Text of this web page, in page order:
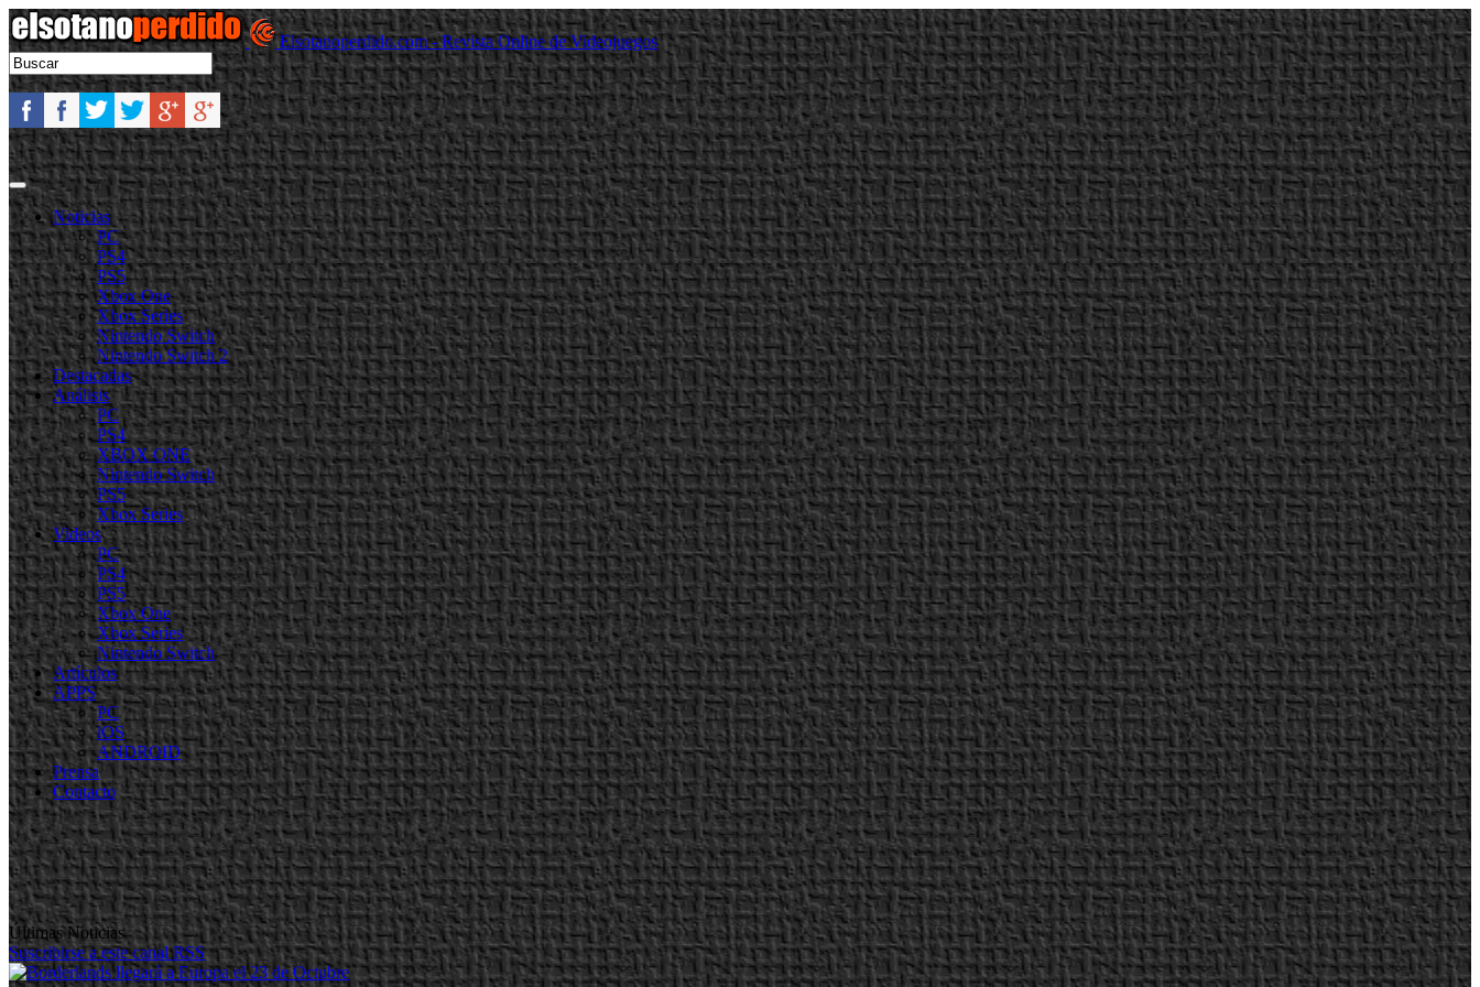
Elsotanoperdido.com - Revista Online de Videojuegos
Noticias
PC
PS4
PS5
Xbox One
Xbox Series
Nintendo Switch
Nintendo Switch 2
Destacadas
Análisis
PC
PS4
XBOX ONE
Nintendo Switch
PS5
Xbox Series
Videos
PC
PS4
PS5
Xbox One
Xbox Series
Nintendo Switch
Artículos
APPS
PC
iOS
ANDROID
Prensa
Contacto
Últimas Noticias
Suscribirse a este canal RSS